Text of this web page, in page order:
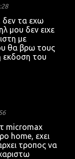
δεν τα εχω
μου δεν ειχε
με
θα βρω τους
εκδοση του
micromax
home, εχει
τροπος να